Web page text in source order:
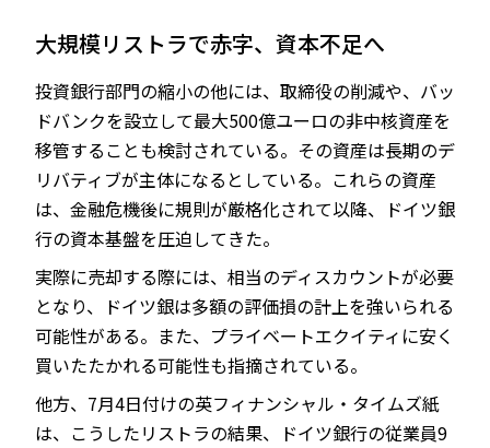
大規模リストラで赤字、資本不足へ
投資銀行部門の縮小の他には、取締役の削減や、バッ
ドバンクを設立して最大500億ユーロの非中核資産を
移管することも検討されている。その資産は長期のデ
リバティブが主体になるとしている。これらの資産
は、金融危機後に規則が厳格化されて以降、ドイツ銀
行の資本基盤を圧迫してきた。
実際に売却する際には、相当のディスカウントが必要
となり、ドイツ銀は多額の評価損の計上を強いられる
可能性がある。また、プライベートエクイティに安く
買いたたかれる可能性も指摘されている。
他方、7月4日付けの英フィナンシャル・タイムズ紙
は、こうしたリストラの結果、ドイツ銀行の従業員9